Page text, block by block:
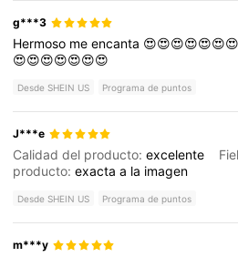
g***3
Hermoso meencanta
😍😍😍😍😍😍😍
Desde SHEIN US Programa de puntos
J***e
Calidad del producto:excelente
producto:exactaa la imagen
Desde SHEIN US Programa de puntos
m***y